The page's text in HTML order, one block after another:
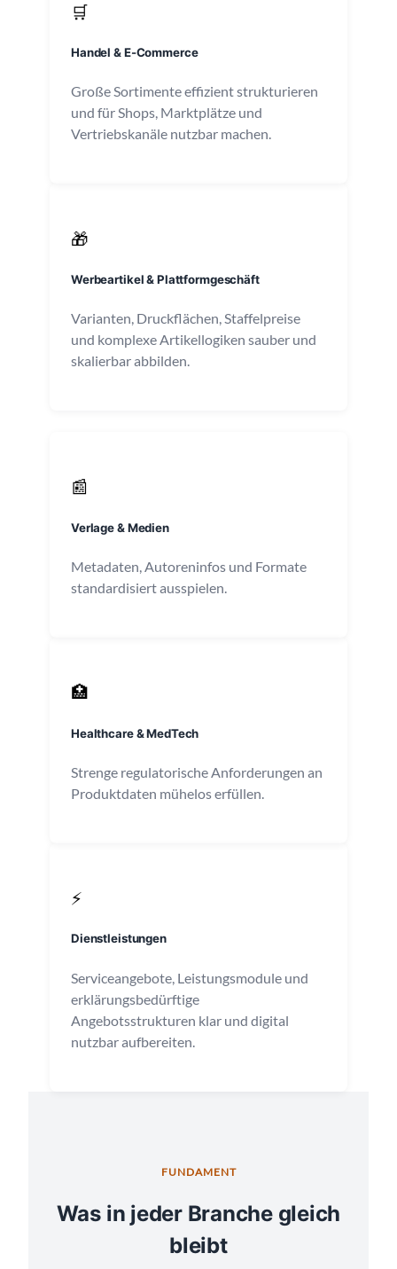
🛒
Handel & E-Commerce
Große Sortimente effizient strukturieren
und für Shops, Marktplätze und
Vertriebskanäle nutzbar machen.
🎁
Werbeartikel & Plattformgeschäft
Varianten, Druckflächen, Staffelpreise
und komplexe Artikellogiken sauber und
skalierbar abbilden.
📰
Verlage & Medien
Metadaten, Autoreninfos und Formate
standardisiert ausspielen.
🏥
Healthcare & MedTech
Strenge regulatorische Anforderungen an
Produktdaten mühelos erfüllen.
⚡
Dienstleistungen
Serviceangebote, Leistungsmodule und
erklärungsbedürftige
Angebotsstrukturen klar und digital
nutzbar aufbereiten.
FUNDAMENT
Was in jeder Branche gleich
bleibt